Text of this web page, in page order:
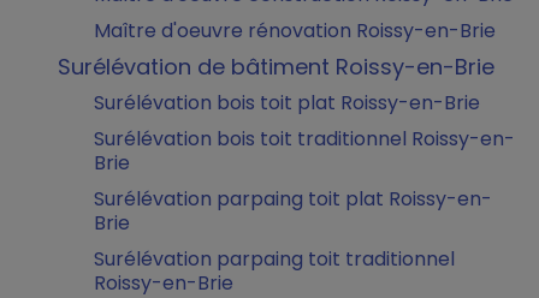
Maître d'oeuvre rénovation Roissy-en-Brie
Surélévation de bâtiment Roissy-en-Brie
Surélévation bois toit plat Roissy-en-Brie
Surélévation bois toit traditionnel Roissy-en-
Brie
Surélévation parpaing toit plat Roissy-en-
Brie
Surélévation parpaing toit traditionnel
Roissy-en-Brie